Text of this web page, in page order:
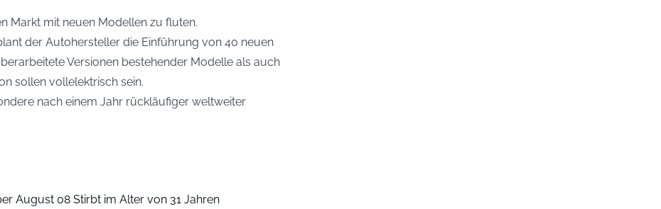
Markt mit neuen Modellen zu fluten.
der Autohersteller die Einführung von 40 neuen
Versionen bestehender Modelle als auch
sollen vollelektrisch sein.
nach einem Jahr rückläufiger weltweiter
August 08 Stirbt im Alter von 31 Jahren